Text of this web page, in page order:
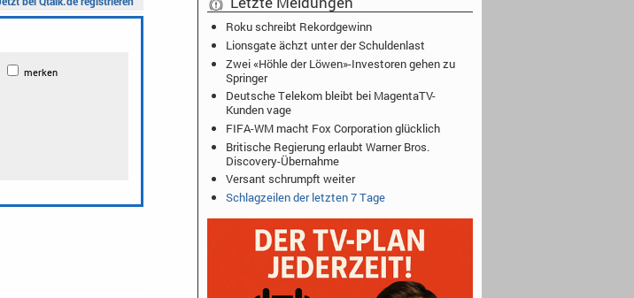
Roku schreibt Rekordgewinn
Lionsgate ächzt unter der Schuldenlast
Zwei «Höhle der Löwen»-Investoren gehen zu
Springer
Deutsche Telekom bleibt bei MagentaTV-
Kunden vage
FIFA-WM macht Fox Corporation glücklich
Britische Regierung erlaubt Warner Bros.
Discovery-Übernahme
Versant schrumpft weiter
Schlagzeilen der letzten 7 Tage